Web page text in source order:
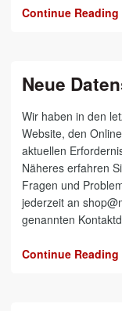
Continue
Neue
Wir haben in den
Website, den
aktuellen
Näheres erfahren
Fragen und
jederzeit an
genannten
Continue